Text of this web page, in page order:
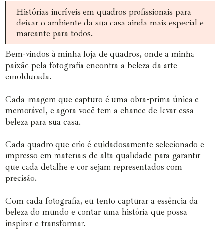
Histórias incríveis em quadros profissionais para
deixar o ambiente da sua casa ainda mais especial e
marcante para todos.
Bem-vindos à minha loja de quadros, onde a minha
paixão pela fotografia encontra a beleza da arte
emoldurada.
Cada imagem que capturo é uma obra-prima única e
memorável, e agora você tem a chance de levar essa
beleza para sua casa.
Cada quadro que crio é cuidadosamente selecionado e
impresso em materiais de alta qualidade para garantir
que cada detalhe e cor sejam representados com
precisão.
Com cada fotografia, eu tento capturar a essência da
beleza do mundo e contar uma história que possa
inspirar e transformar.